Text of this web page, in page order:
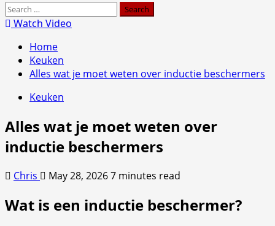
Search
for:Watch Video
Home
Keuken
Alles wat je moet weten over inductie beschermers
Keuken
Alles wat je moet weten over
inductie beschermers
Chris May 28, 20267 minutes read
Wat is een inductie beschermer?